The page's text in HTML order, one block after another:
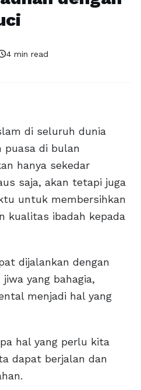
4 min read
di seluruh dunia
puasa di bulan
hanya sekedar
saja, akan tetapi juga
untuk membersihkan
kualitas ibadah kepada
dijalankan dengan
yang bahagia,
menjadi hal yang
hal yang perlu kita
dapat berjalan dan